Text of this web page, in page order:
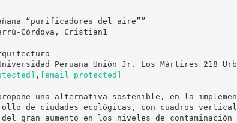
“purificadores del aire””
Córdova, Cristian1
Peruana Unión Jr. Los Mártires 218
, [email protected]
una alternativa sostenible, en la
de ciudades ecológicas, con cuadros
gran aumento en los niveles de contaminación